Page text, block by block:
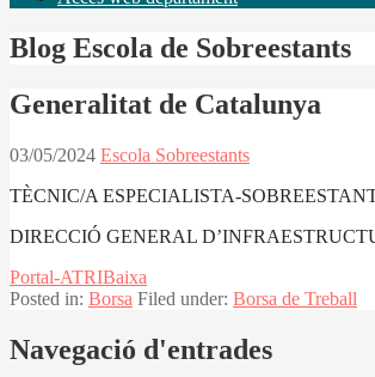
Blog Escola de Sobreestants
Generalitat de Catalunya
03/05/2024 Escola Sobreestants
TÈCNIC/A ESPECIALISTA-
DIRECCIÓ GENERAL
Portal-ATRIBaixa
Posted in: Borsa Filed under: Borsa de Treball
Navegació d'entrades